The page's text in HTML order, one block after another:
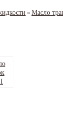
» Масло